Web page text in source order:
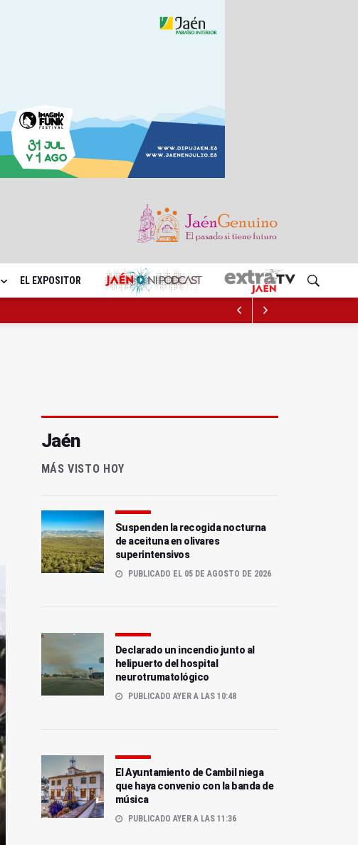
EL EXPOSITOR
Jaén
MÁS VISTO HOY
Suspenden la recogida nocturna
de aceituna en olivares
superintensivos
PUBLICADO EL 05 DE AGOSTO DE 2026
Declarado un incendio junto al
helipuerto del hospital
neurotrumatológico
PUBLICADO AYER A LAS 10:48
El Ayuntamiento de Cambil niega
que haya convenio con la banda de
música
PUBLICADO AYER A LAS 11:36